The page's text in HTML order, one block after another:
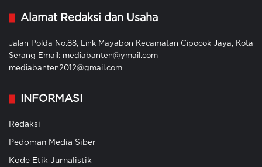
Alamat Redaksi dan Usaha
Jalan Polda No.88, Link Mayabon Kecamatan Cipocok Jaya, Kota
Serang Email: mediabanten@ymail.com
mediabanten2012@gmail.com
INFORMASI
Redaksi
Pedoman Media Siber
Kode Etik Jurnalistik